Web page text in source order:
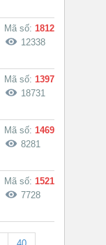
Mã số: 1812
12338
Mã số: 1397
18731
Mã số: 1469
8281
Mã số: 1521
7728